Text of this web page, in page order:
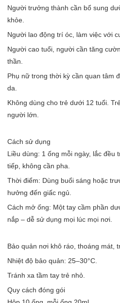
Người trưởng thành cần bổ sung
khỏe.
Người lao động trí óc, làm việc với
Người cao tuổi, người cần tăng
thần.
Phụ nữ trong thời kỳ cần quan tâm
da.
Không dùng cho trẻ dưới 12 tuổi.
người lớn.
Cách sử dụng
Liều dùng: 1 ống mỗi ngày, lắc đều
tiếp, không cần pha.
Thời điểm: Dùng buổi sáng hoặc
hưởng đến giấc ngủ.
Cách mở ống: Một tay cầm phần
nắp – dễ sử dụng mọi lúc mọi nơi.
Bảo quản nơi khô ráo, thoáng mát,
Nhiệt độ bảo quản: 25–30°C.
Tránh xa tầm tay trẻ nhỏ.
Quy cách đóng gói